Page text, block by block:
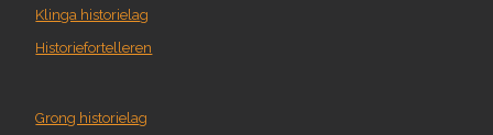
Klinga historielag
Historiefortelleren
Grong historielag